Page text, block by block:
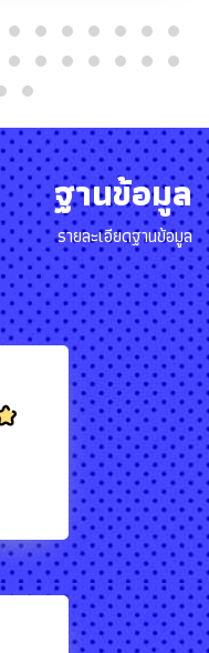
ฐานข้อมูล
รายละเอียดฐานข้อมูล